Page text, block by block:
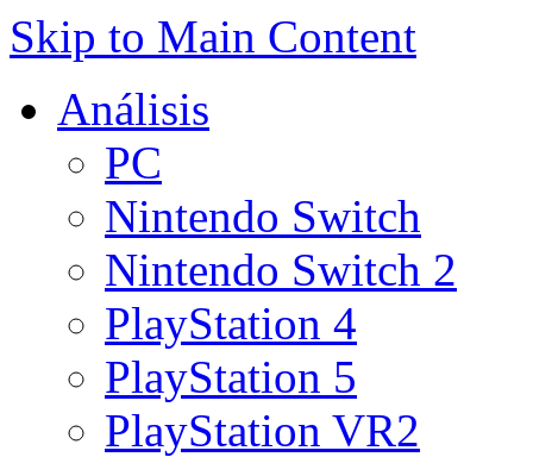
Skip to Main Content
Análisis
PC
Nintendo Switch
Nintendo Switch 2
PlayStation 4
PlayStation 5
PlayStation VR2